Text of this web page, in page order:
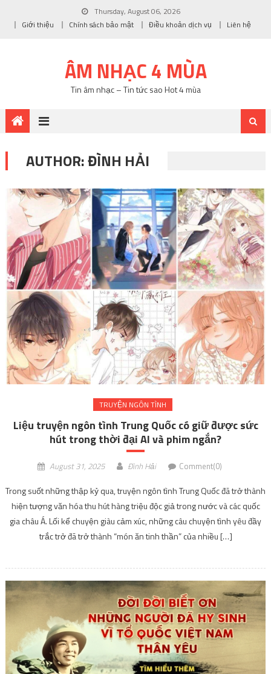
Thursday, August 06, 2026
Giới thiệu
Chính sách bảo mật Điều khoản dịch vụ Liên hệ
ÂM NHẠC 4 MÙA
Tin âm nhạc – Tin tức sao Hot 4 mùa
AUTHOR:ĐÌNH HẢI
TRUYỆN NGÔN TÌNH
Liệu truyện ngôn tình Trung Quốc có giữ được sức
hút trong thời đại AI và phim ngắn?
August 31, 2025 Đình Hải Comment(0)
Trong suốt những thập kỷ qua, truyện ngôn tình Trung Quốc đã trở thành
hiện tượng văn hóa thu hút hàng triệu độc giả trong nước và các quốc
gia châu Á. Lối kể chuyện giàu cảm xúc, những câu chuyện tình yêu đầy
trắc trở đã trở thành “món ăn tinh thần” của nhiều […]